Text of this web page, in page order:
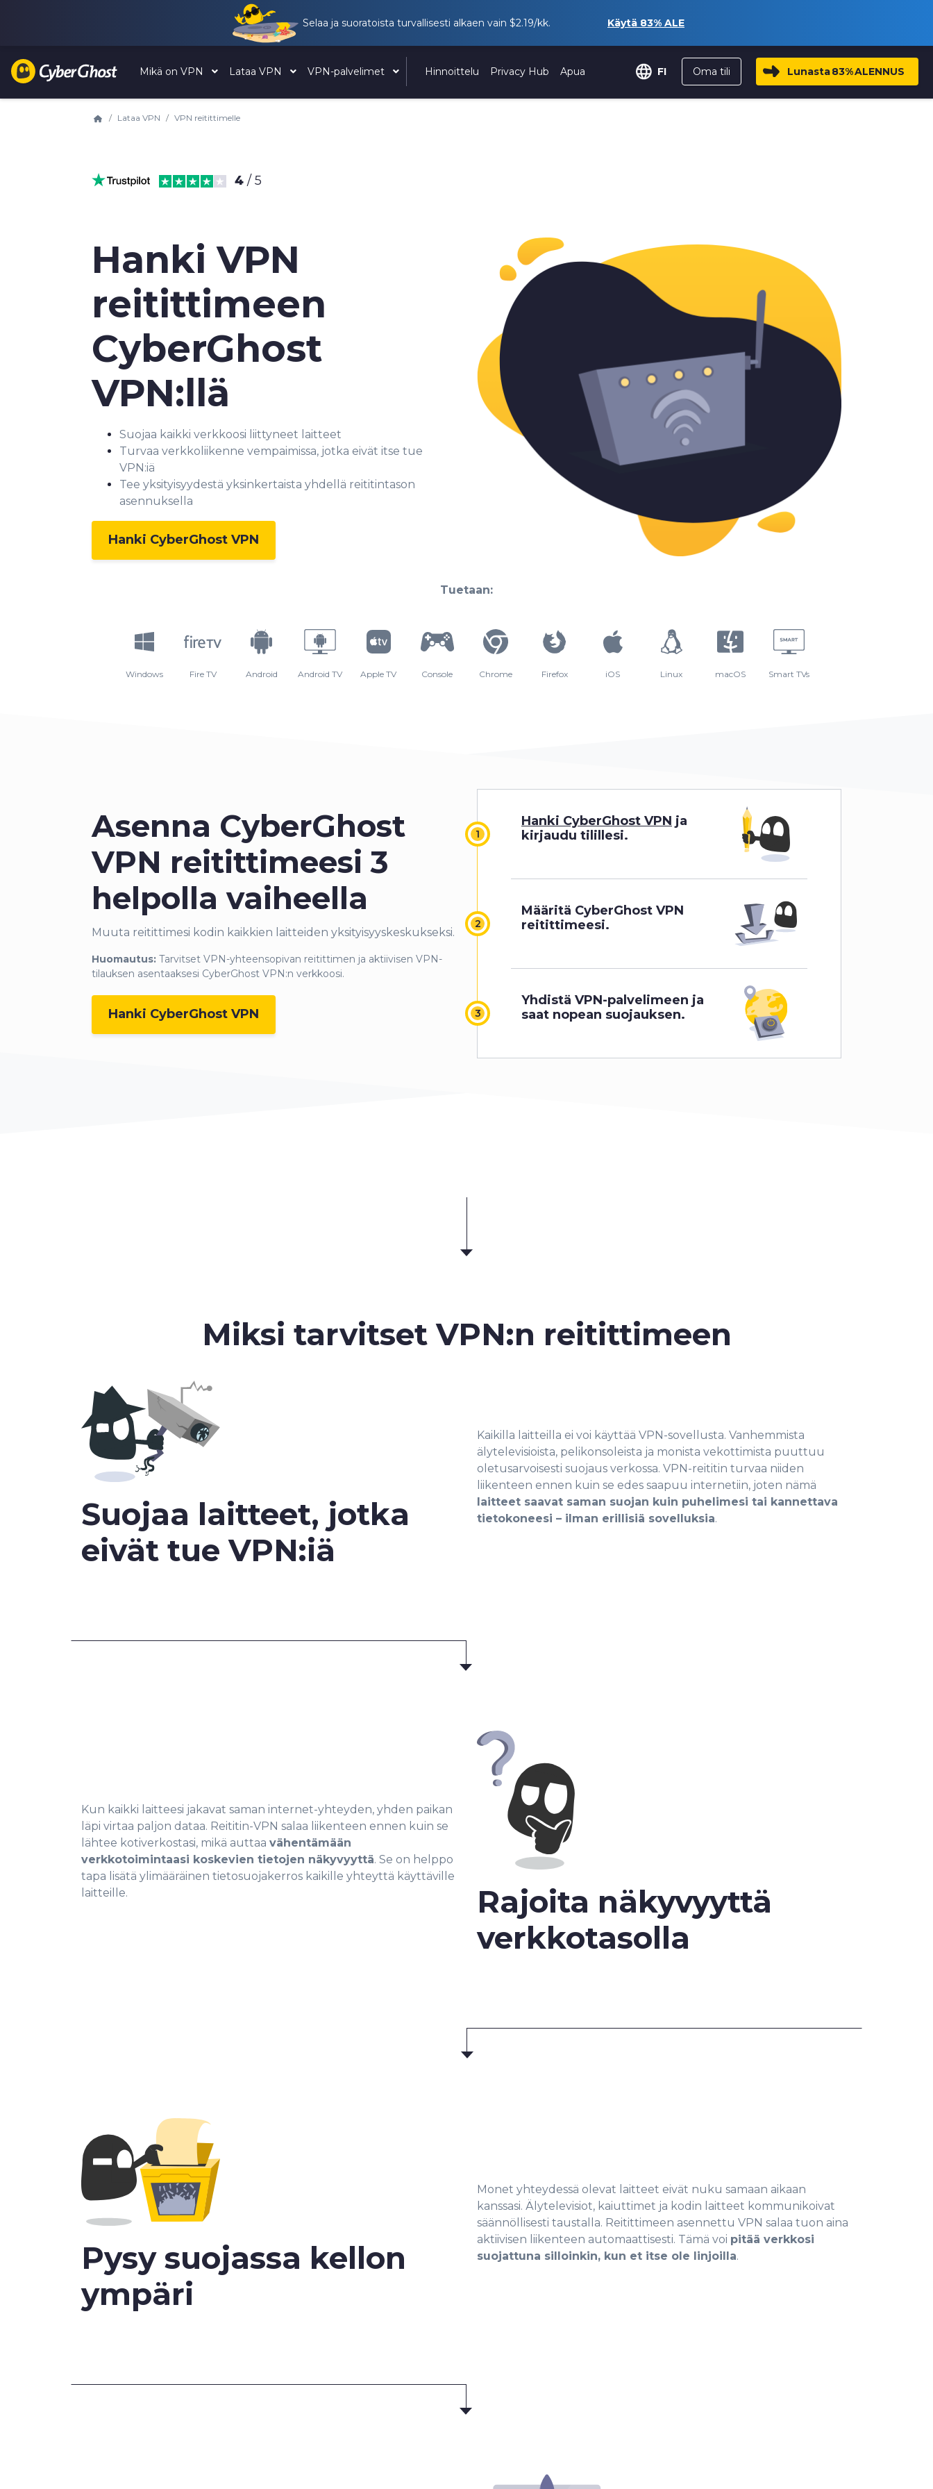
Selaa ja suoratoista turvallisesti alkaen vain $2.19/kk. Käytä 83% ALE
Mikä on VPN Lataa VPN VPN-palvelimet Hinnoittelu Privacy Hub Apua FI Oma tili Lunasta83%ALENNUS
Lataa VPN VPN reitittimelle
4 / 5
Hanki VPN
reitittimeen
CyberGhost
VPN:llä
Suojaa kaikki verkkoosi liittyneet laitteet
Turvaa verkkoliikenne vempaimissa, jotka eivät itse tue
VPN:iä
Tee yksityisyydestä yksinkertaista yhdellä reititintason
asennuksella
Hanki CyberGhost VPN
Tuetaan:
Windows Fire TV Android Android TV Apple TV Console Chrome Firefox iOS Linux macOS Smart TVs
Asenna CyberGhost
VPN reitittimeesi 3
helpolla vaiheella
Muuta reitittimesi kodin kaikkien laitteiden yksityisyyskeskukseksi.
Huomautus: Tarvitset VPN-yhteensopivan reitittimen ja aktiivisen VPN-
tilauksen asentaaksesi CyberGhost VPN:n verkkoosi.
Hanki CyberGhost VPN
Hanki CyberGhost VPN ja
kirjaudu tilillesi.
Määritä CyberGhost VPN
reitittimeesi.
Yhdistä VPN-palvelimeen ja
saat nopean suojauksen.
Miksi tarvitset VPN:n reitittimeen
Suojaa laitteet, jotka
eivät tue VPN:iä
Kaikilla laitteilla ei voi käyttää VPN-sovellusta. Vanhemmista
älytelevisioista, pelikonsoleista ja monista vekottimista puuttuu
oletusarvoisesti suojaus verkossa. VPN-reititin turvaa niiden
liikenteen ennen kuin se edes saapuu internetiin, joten nämä
laitteet saavat saman suojan kuin puhelimesi tai kannettava
tietokoneesi – ilman erillisiä sovelluksia.
Kun kaikki laitteesi jakavat saman internet-yhteyden, yhden paikan
läpi virtaa paljon dataa. Reititin-VPN salaa liikenteen ennen kuin se
lähtee kotiverkostasi, mikä auttaa vähentämään
verkkotoimintaasi koskevien tietojen näkyvyyttä. Se on helppo
tapa lisätä ylimääräinen tietosuojakerros kaikille yhteyttä käyttäville
laitteille.
Rajoita näkyvyyttä
verkkotasolla
Pysy suojassa kellon
ympäri
Monet yhteydessä olevat laitteet eivät nuku samaan aikaan
kanssasi. Älytelevisiot, kaiuttimet ja kodin laitteet kommunikoivat
säännöllisesti taustalla. Reitittimeen asennettu VPN salaa tuon aina
aktiivisen liikenteen automaattisesti. Tämä voi pitää verkkosi
suojattuna silloinkin, kun et itse ole linjoilla.